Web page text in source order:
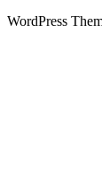
WordPress